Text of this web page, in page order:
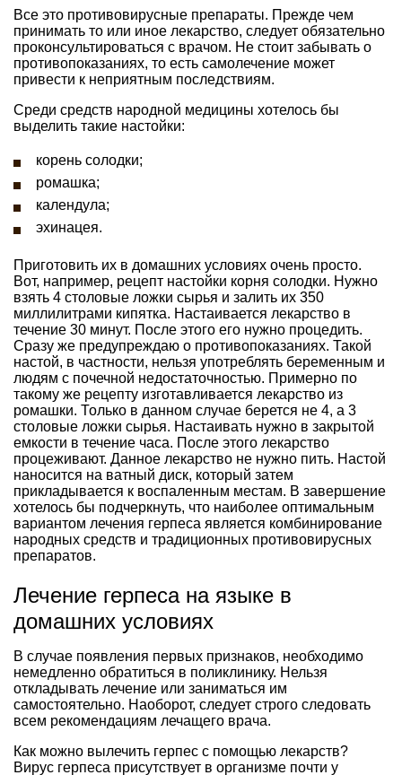
Все это противовирусные препараты. Прежде чем
принимать то или иное лекарство, следует обязательно
проконсультироваться с врачом. Не стоит забывать о
противопоказаниях, то есть самолечение может
привести к неприятным последствиям.
Среди средств народной медицины хотелось бы
выделить такие настойки:
корень солодки;
ромашка;
календула;
эхинацея.
Приготовить их в домашних условиях очень просто.
Вот, например, рецепт настойки корня солодки. Нужно
взять 4 столовые ложки сырья и залить их 350
миллилитрами кипятка. Настаивается лекарство в
течение 30 минут. После этого его нужно процедить.
Сразу же предупреждаю о противопоказаниях. Такой
настой, в частности, нельзя употреблять беременным и
людям с почечной недостаточностью. Примерно по
такому же рецепту изготавливается лекарство из
ромашки. Только в данном случае берется не 4, а 3
столовые ложки сырья. Настаивать нужно в закрытой
емкости в течение часа. После этого лекарство
процеживают. Данное лекарство не нужно пить. Настой
наносится на ватный диск, который затем
прикладывается к воспаленным местам. В завершение
хотелось бы подчеркнуть, что наиболее оптимальным
вариантом лечения герпеса является комбинирование
народных средств и традиционных противовирусных
препаратов.
Лечение герпеса на языке в
домашних условиях
В случае появления первых признаков, необходимо
немедленно обратиться в поликлинику. Нельзя
откладывать лечение или заниматься им
самостоятельно. Наоборот, следует строго следовать
всем рекомендациям лечащего врача.
Как можно вылечить герпес с помощью лекарств?
Вирус герпеса присутствует в организме почти у